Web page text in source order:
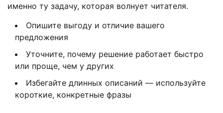
именно ту задачу, которая волнует читателя.
Опишите выгоду и отличие вашего
предложения
Уточните, почему решение работает быстро
или проще, чем у других
Избегайте длинных описаний — используйте
короткие, конкретные фразы